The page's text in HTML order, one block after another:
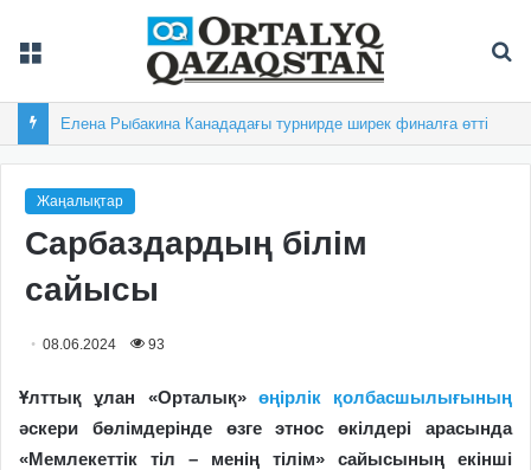
Елена Рыбакина Канададағы турнирде ширек финалға өтті
Жаңалықтар
Сарбаздардың білім
сайысы
08.06.2024 93
Ұлттық ұлан «Орталық» өңірлік қолбасшылығының
әскери бөлімдерінде өзге этнос өкілдері арасында
«Мемлекеттік тіл – менің тілім» сайысының екінші